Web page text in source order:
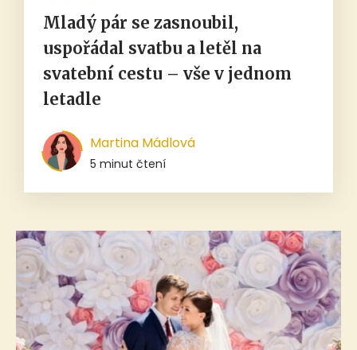
Mladý pár se zasnoubil,
uspořádal svatbu a letěl na
svatební cestu – vše v jednom
letadle
Martina Mádlová
5 minut čtení